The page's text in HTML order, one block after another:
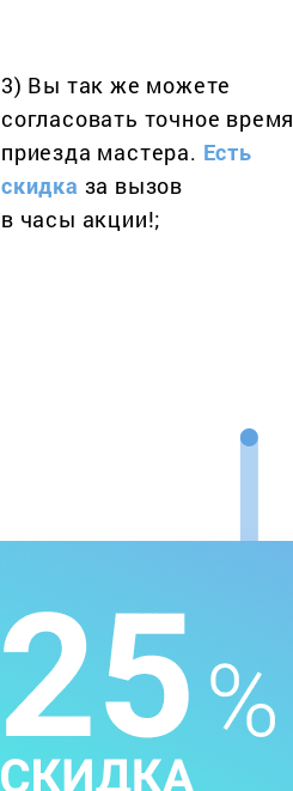
3) Вы так же можете
согласовать точное время
приезда мастера. Есть
скидка за вызов
в часы акции!;